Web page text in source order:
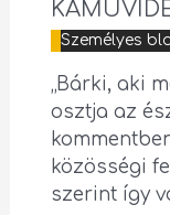
Személyes
„Bárki, aki
osztja az
közösségi
szerint így